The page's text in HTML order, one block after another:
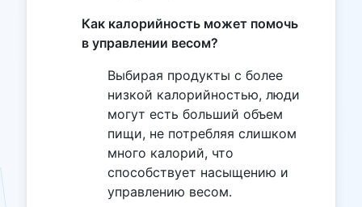
Как калорийность может помочь
в управлении весом?
Выбирая продукты с более
низкой калорийностью, люди
могут есть больший объем
пищи, не потребляя слишком
много калорий, что
способствует насыщению и
управлению весом.